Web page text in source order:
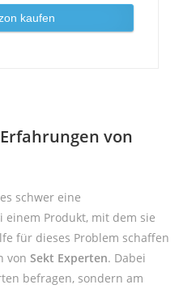
kaufen
von
schwer eine
Produkt, mit dem sie
für dieses Problem schaffen
von Sekt Experten. Dabei
befragen, sondern am